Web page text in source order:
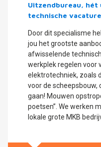
Uitzendbureau,
technische
Door dit specialisme
jou het grootste
afwisselende
werkplek regelen voor
elektrotechniek, zoals
voor de scheepsbouw,
gaan! Mouwen
poetsen”. We werken
lokale grote MKB